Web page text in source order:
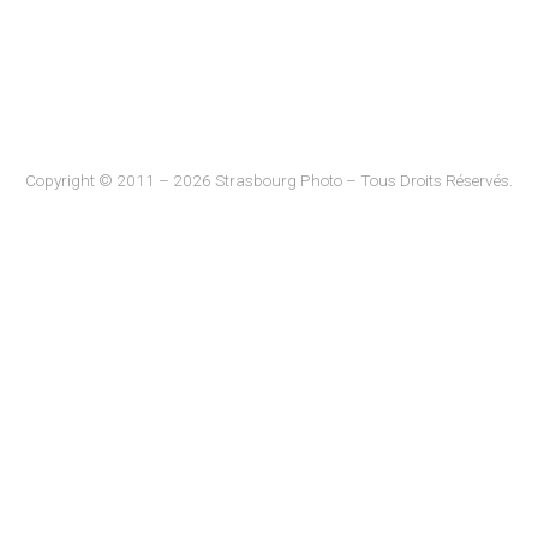
Copyright © 2011 – 2026 Strasbourg Photo – Tous Droits Réservés.